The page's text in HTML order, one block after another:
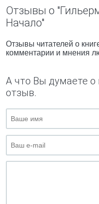
Отзывы о
Начало"
Отзывы читателей о
комментарии и мнения
А что Вы думаете о
отзыв.